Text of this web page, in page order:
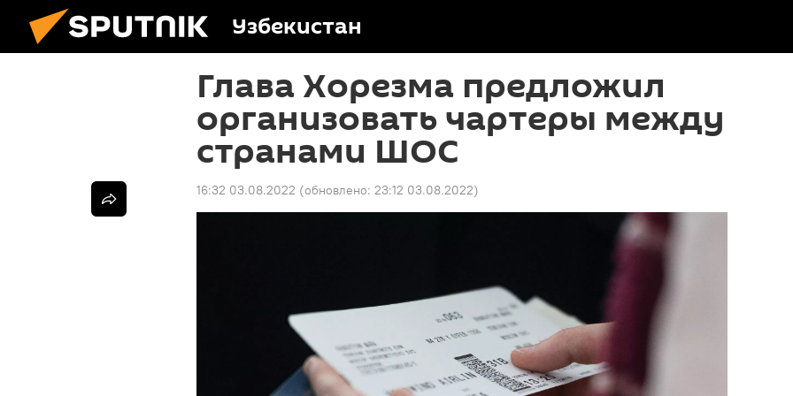
Узбекистан
Глава Хорезма предложил
организовать чартеры между
странами ШОС
16:32 03.08.2022 (обновлено: 23:12 03.08.2022)